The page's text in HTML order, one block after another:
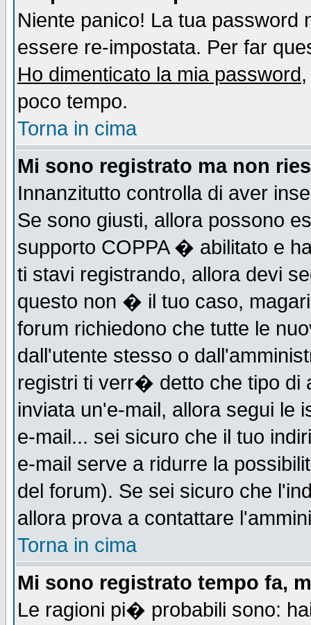
Niente panico! La tua
essere re-impostata. Per far
Ho dimenticato la mia password
poco tempo.
Torna in cima
Mi sono registrato ma non
Innanzitutto controlla di aver
Se sono giusti, allora possono
supporto COPPA � abilitato e
ti stavi registrando, allora devi
questo non � il tuo caso,
forum richiedono che tutte le
dall'utente stesso o
registri ti verr� detto che tipo
inviata un'e-mail, allora segui le
e-mail... sei sicuro che il tuo
e-mail serve a ridurre la
del forum). Se sei sicuro che
allora prova a contattare
Torna in cima
Mi sono registrato tempo fa,
Le ragioni pi� probabili sono: